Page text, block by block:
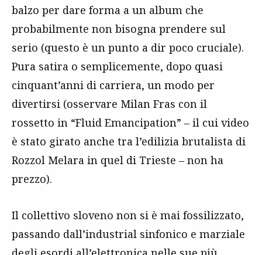
balzo per dare forma a un album che
probabilmente non bisogna prendere sul
serio (questo è un punto a dir poco cruciale).
Pura satira o semplicemente, dopo quasi
cinquant’anni di carriera, un modo per
divertirsi (osservare Milan Fras con il
rossetto in “Fluid Emancipation” – il cui video
è stato girato anche tra l’edilizia brutalista di
Rozzol Melara in quel di Trieste – non ha
prezzo).
Il collettivo sloveno non si è mai fossilizzato,
passando dall’industrial sinfonico e marziale